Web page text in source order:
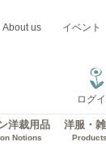
イベント
About us
ログ
洋裁用品
Notions
洋服・
Products